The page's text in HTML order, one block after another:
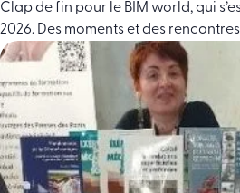
Clap de fin pour le BIM world, qui
2026. Des moments et des
l’ensemble de nos formations
spécialisés, certificats métiers,
dans la construction. Un rendez-
permettant également de mettre en